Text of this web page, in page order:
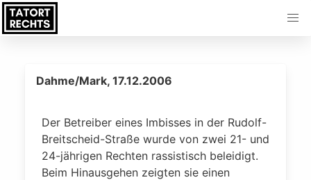
Dahme/Mark, 17.12.2006
Der Betreiber eines Imbisses in der Rudolf-
Breitscheid-Straße wurde von zwei 21- und
24-jährigen Rechten rassistisch beleidigt.
Beim Hinausgehen zeigten sie einen